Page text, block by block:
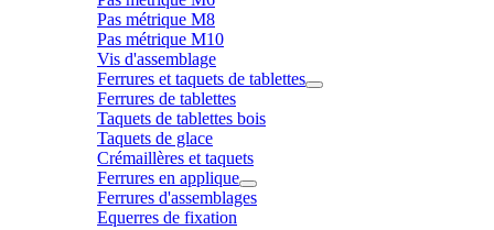
Pas métrique M8
Pas métrique M10
Vis d'assemblage
Ferrures et taquets de tablettes
Ferrures de tablettes
Taquets de tablettes bois
Taquets de glace
Crémaillères et taquets
Ferrures en applique
Ferrures d'assemblages
Equerres de fixation